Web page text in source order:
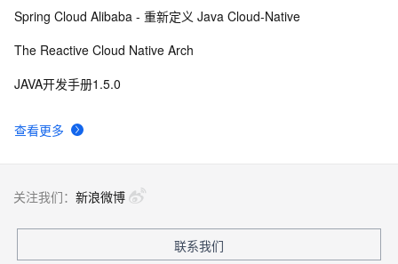
查看更多
Spring Cloud Alibaba - 重新定义 Java Cloud-Native
The Reactive Cloud Native Arch
JAVA开发手册1.5.0
关注我们： 新浪微博
联系我们